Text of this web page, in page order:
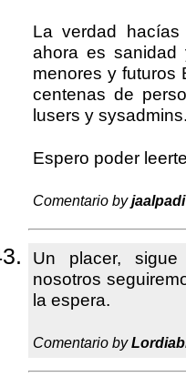
La verdad
ahora es
menores y futuros
centenas de
lusers y
Espero poder
Comentario byjaalpadi
Un placer,
nosotros
la espera.
Comentario by